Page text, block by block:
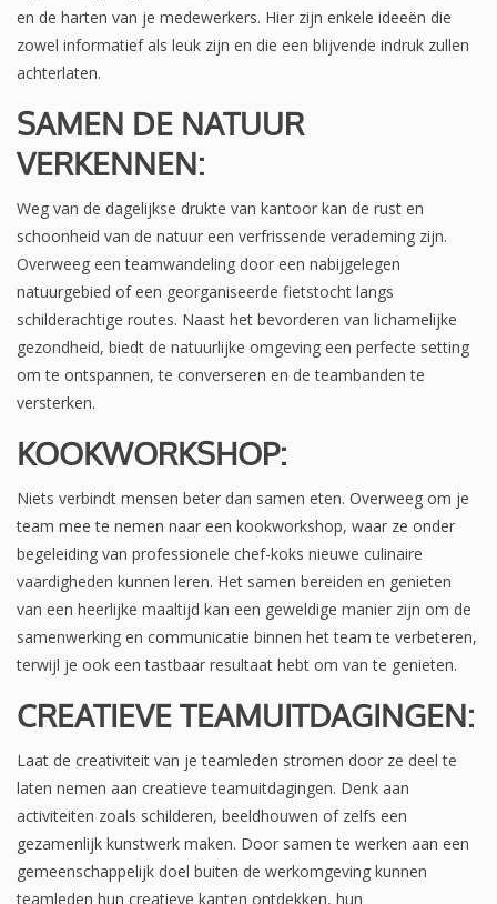
en de harten van je medewerkers. Hier zijn enkele ideeën die
zowel informatief als leuk zijn en die een blijvende indruk zullen
achterlaten.
SAMEN DE NATUUR
VERKENNEN:
Weg van de dagelijkse drukte van kantoor kan de rust en
schoonheid van de natuur een verfrissende verademing zijn.
Overweeg een teamwandeling door een nabijgelegen
natuurgebied of een georganiseerde fietstocht langs
schilderachtige routes. Naast het bevorderen van lichamelijke
gezondheid, biedt de natuurlijke omgeving een perfecte setting
om te ontspannen, te converseren en de teambanden te
versterken.
KOOKWORKSHOP:
Niets verbindt mensen beter dan samen eten. Overweeg om je
team mee te nemen naar een kookworkshop, waar ze onder
begeleiding van professionele chef-koks nieuwe culinaire
vaardigheden kunnen leren. Het samen bereiden en genieten
van een heerlijke maaltijd kan een geweldige manier zijn om de
samenwerking en communicatie binnen het team te verbeteren,
terwijl je ook een tastbaar resultaat hebt om van te genieten.
CREATIEVE TEAMUITDAGINGEN:
Laat de creativiteit van je teamleden stromen door ze deel te
laten nemen aan creatieve teamuitdagingen. Denk aan
activiteiten zoals schilderen, beeldhouwen of zelfs een
gezamenlijk kunstwerk maken. Door samen te werken aan een
gemeenschappelijk doel buiten de werkomgeving kunnen
teamleden hun creatieve kanten ontdekken, hun